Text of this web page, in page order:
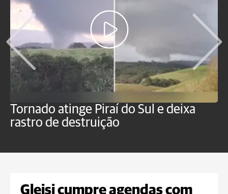
Tornado atinge Piraí do Sul e deixa
rastro de destruição
Gleisi cumpre agendas com